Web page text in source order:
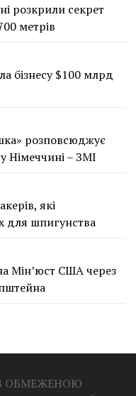
розкрили секрет
метрів
бізнесу $100 млрд
розповсюджує
Німеччині – ЗМІ
які
для шпигунства
Мін’юст США через
ОБМЕЖЕНОЮ